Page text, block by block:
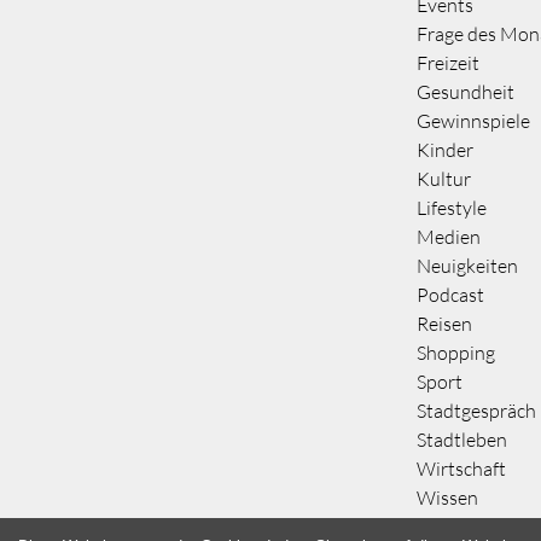
Events
Frage des
Freizeit
Gesundheit
Gewinnspiele
Kinder
Kultur
Lifestyle
Medien
Neuigkeiten
Podcast
Reisen
Shopping
Sport
Stadtgespräch
Stadtleben
Wirtschaft
Wissen